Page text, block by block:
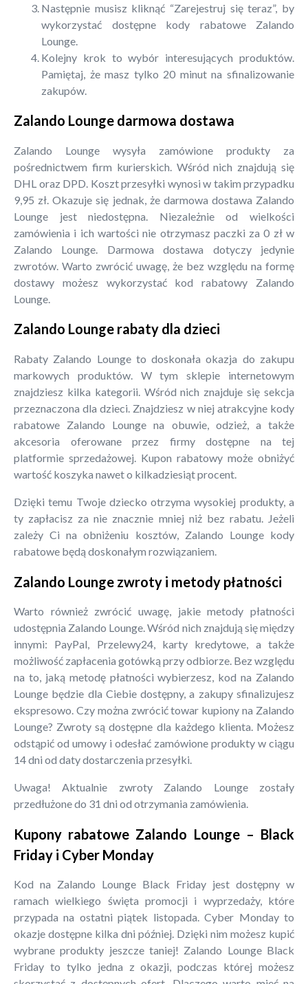
Następnie musisz kliknąć “Zarejestruj się teraz”, by
wykorzystać dostępne kody rabatowe Zalando
Lounge.
Kolejny krok to wybór interesujących produktów.
Pamiętaj, że masz tylko 20 minut na sfinalizowanie
zakupów.
Zalando Lounge darmowa dostawa
Zalando Lounge wysyła zamówione produkty za
pośrednictwem firm kurierskich. Wśród nich znajdują się
DHL oraz DPD. Koszt przesyłki wynosi w takim przypadku
9,95 zł. Okazuje się jednak, że darmowa dostawa Zalando
Lounge jest niedostępna. Niezależnie od wielkości
zamówienia i ich wartości nie otrzymasz paczki za 0 zł w
Zalando Lounge. Darmowa dostawa dotyczy jedynie
zwrotów. Warto zwrócić uwagę, że bez względu na formę
dostawy możesz wykorzystać kod rabatowy Zalando
Lounge.
Zalando Lounge rabaty dla dzieci
Rabaty Zalando Lounge to doskonała okazja do zakupu
markowych produktów. W tym sklepie internetowym
znajdziesz kilka kategorii. Wśród nich znajduje się sekcja
przeznaczona dla dzieci. Znajdziesz w niej atrakcyjne kody
rabatowe Zalando Lounge na obuwie, odzież, a także
akcesoria oferowane przez firmy dostępne na tej
platformie sprzedażowej. Kupon rabatowy może obniżyć
wartość koszyka nawet o kilkadziesiąt procent.
Dzięki temu Twoje dziecko otrzyma wysokiej produkty, a
ty zapłacisz za nie znacznie mniej niż bez rabatu. Jeżeli
zależy Ci na obniżeniu kosztów, Zalando Lounge kody
rabatowe będą doskonałym rozwiązaniem.
Zalando Lounge zwroty i metody płatności
Warto również zwrócić uwagę, jakie metody płatności
udostępnia Zalando Lounge. Wśród nich znajdują się między
innymi: PayPal, Przelewy24, karty kredytowe, a także
możliwość zapłacenia gotówką przy odbiorze. Bez względu
na to, jaką metodę płatności wybierzesz, kod na Zalando
Lounge będzie dla Ciebie dostępny, a zakupy sfinalizujesz
ekspresowo. Czy można zwrócić towar kupiony na Zalando
Lounge? Zwroty są dostępne dla każdego klienta. Możesz
odstąpić od umowy i odesłać zamówione produkty w ciągu
14 dni od daty dostarczenia przesyłki.
Uwaga! Aktualnie zwroty Zalando Lounge zostały
przedłużone do 31 dni od otrzymania zamówienia.
Kupony rabatowe Zalando Lounge – Black
Friday i Cyber Monday
Kod na Zalando Lounge Black Friday jest dostępny w
ramach wielkiego święta promocji i wyprzedaży, które
przypada na ostatni piątek listopada. Cyber Monday to
okazje dostępne kilka dni później. Dzięki nim możesz kupić
wybrane produkty jeszcze taniej! Zalando Lounge Black
Friday to tylko jedna z okazji, podczas której możesz